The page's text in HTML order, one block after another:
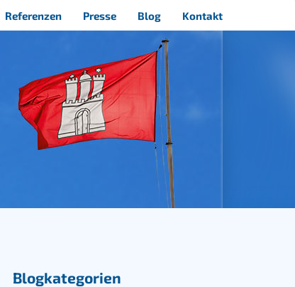
Referenzen Presse Blog Kontakt
Blogkategorien